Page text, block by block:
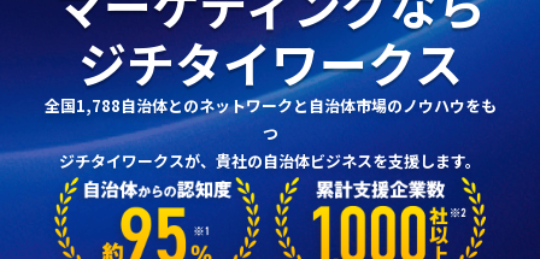
ジチタイワークス
全国1,788自治体とのネットワークと自治体市場のノウハウをも
つ
ジチタイワークスが、貴社の自治体ビジネスを支援します。